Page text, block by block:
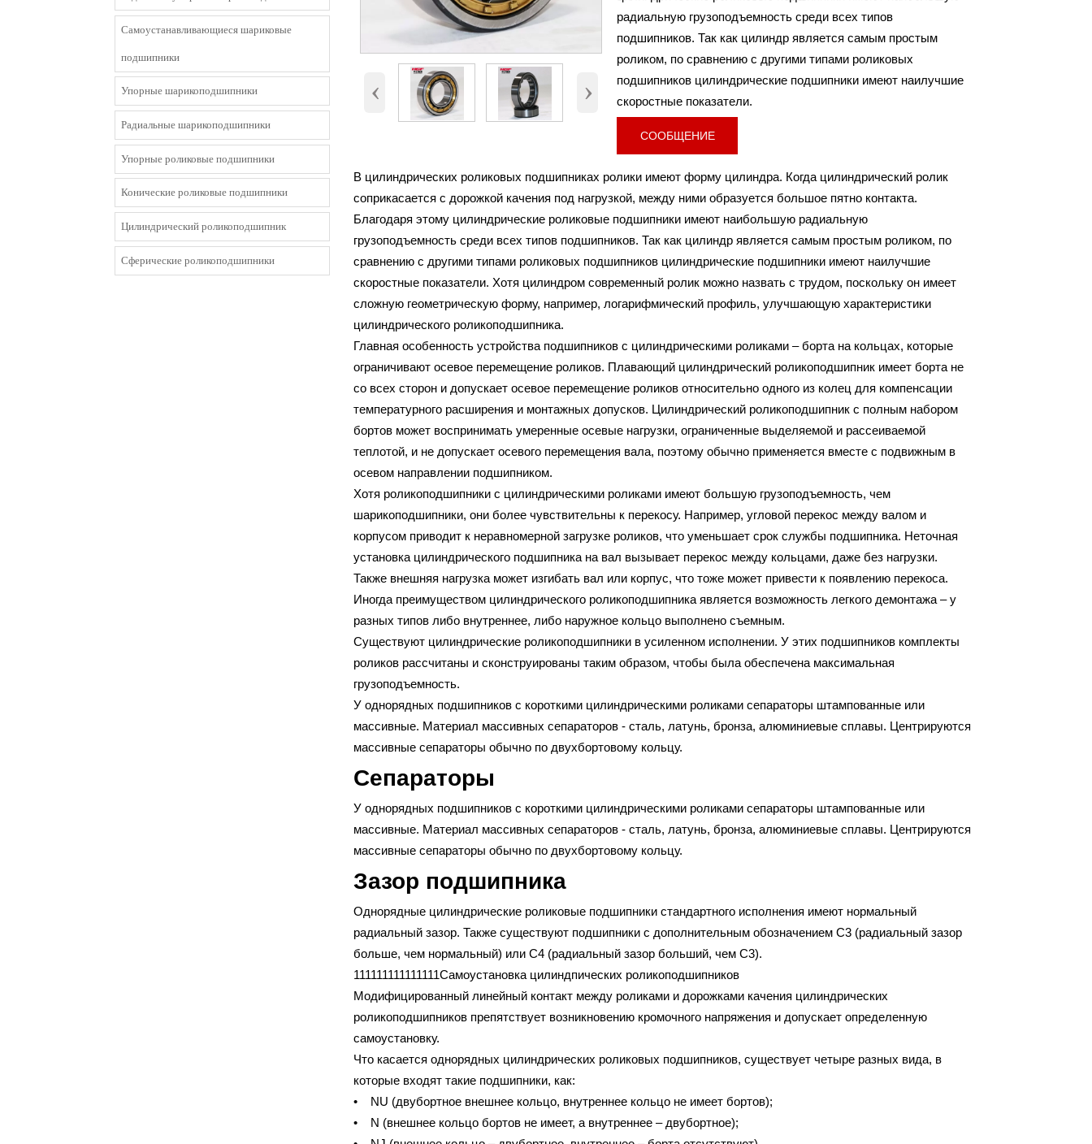
Cамоустанавливающиеся шариковые
подшипники
Упорные шарикоподшипники
Радиальные шарикоподшипники
Упорные роликовые подшипники
Конические роликовые подшипники
Цилиндрический роликоподшипник
Сферические роликоподшипники
‹ ›
радиальную грузоподъемность среди всех типов
подшипников. Так как цилиндр является самым простым
роликом, по сравнению с другими типами роликовых
подшипников цилиндрические подшипники имеют наилучшие
скоростные показатели.
СООБЩЕНИЕ
В цилиндрических роликовых подшипниках ролики имеют форму цилиндра. Когда цилиндрический ролик
соприкасается с дорожкой качения под нагрузкой, между ними образуется большое пятно контакта.
Благодаря этому цилиндрические роликовые подшипники имеют наибольшую радиальную
грузоподъемность среди всех типов подшипников. Так как цилиндр является самым простым роликом, по
сравнению с другими типами роликовых подшипников цилиндрические подшипники имеют наилучшие
скоростные показатели. Хотя цилиндром современный ролик можно назвать с трудом, поскольку он имеет
сложную геометрическую форму, например, логарифмический профиль, улучшающую характеристики
цилиндрического роликоподшипника.
Главная особенность устройства подшипников с цилиндрическими роликами – борта на кольцах, которые
ограничивают осевое перемещение роликов. Плавающий цилиндрический роликоподшипник имеет борта не
со всех сторон и допускает осевое перемещение роликов относительно одного из колец для компенсации
температурного расширения и монтажных допусков. Цилиндрический роликоподшипник с полным набором
бортов может воспринимать умеренные осевые нагрузки, ограниченные выделяемой и рассеиваемой
теплотой, и не допускает осевого перемещения вала, поэтому обычно применяется вместе с подвижным в
осевом направлении подшипником.
Хотя роликоподшипники с цилиндрическими роликами имеют большую грузоподъемность, чем
шарикоподшипники, они более чувствительны к перекосу. Например, угловой перекос между валом и
корпусом приводит к неравномерной загрузке роликов, что уменьшает срок службы подшипника. Неточная
установка цилиндрического подшипника на вал вызывает перекос между кольцами, даже без нагрузки.
Также внешняя нагрузка может изгибать вал или корпус, что тоже может привести к появлению перекоса.
Иногда преимуществом цилиндрического роликоподшипника является возможность легкого демонтажа – у
разных типов либо внутреннее, либо наружное кольцо выполнено съемным.
Существуют цилиндрические роликоподшипники в усиленном исполнении. У этих подшипников комплекты
роликов рассчитаны и сконструированы таким образом, чтобы была обеспечена максимальная
грузоподъемность.
У однорядных подшипников с короткими цилиндрическими роликами сепараторы штампованные или
массивные. Материал массивных сепараторов - сталь, латунь, бронза, алюминиевые сплавы. Центрируются
массивные сепараторы обычно по двухбортовому кольцу.
Сепараторы
У однорядных подшипников с короткими цилиндрическими роликами сепараторы штампованные или
массивные. Материал массивных сепараторов - сталь, латунь, бронза, алюминиевые сплавы. Центрируются
массивные сепараторы обычно по двухбортовому кольцу.
Зазор подшипника
Однорядные цилиндрические роликовые подшипники стандартного исполнения имеют нормальный
радиальный зазор. Также существуют подшипники с дополнительным обозначением С3 (радиальный зазор
больше, чем нормальный) или С4 (радиальный зазор больший, чем С3).
111111111111111Самоустановка цилиндпических роликоподшипников
Модифицированный линейный контакт между роликами и дорожками качения цилиндрических
роликоподшипников препятствует возникновению кромочного напряжения и допускает определенную
самоустановку.
Что касается однорядных цилиндрических роликовых подшипников, существует четыре разных вида, в
которые входят такие подшипники, как:
• NU (двубортное внешнее кольцо, внутреннее кольцо не имеет бортов);
• N (внешнее кольцо бортов не имеет, а внутреннее – двубортное);
Номер
NJ2260
Внутренний диаметр (d)
300 мм
Наружный диаметр (D)
Высота (B)
140 мм.
Вес
143 Кг